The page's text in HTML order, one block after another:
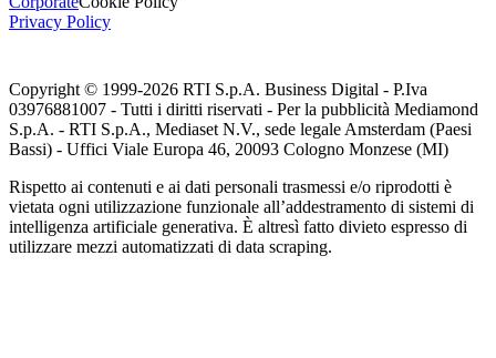
Privacy Policy
Copyright © 1999-2026 RTI S.p.A. Business Digital - P.Iva
03976881007 - Tutti i diritti riservati - Per la pubblicità Mediamond
S.p.A. - RTI S.p.A., Mediaset N.V., sede legale Amsterdam (Paesi
Bassi) - Uffici Viale Europa 46, 20093 Cologno Monzese (MI)
Rispetto ai contenuti e ai dati personali trasmessi e/o riprodotti è
vietata ogni utilizzazione funzionale all’addestramento di sistemi di
intelligenza artificiale generativa. È altresì fatto divieto espresso di
utilizzare mezzi automatizzati di data scraping.